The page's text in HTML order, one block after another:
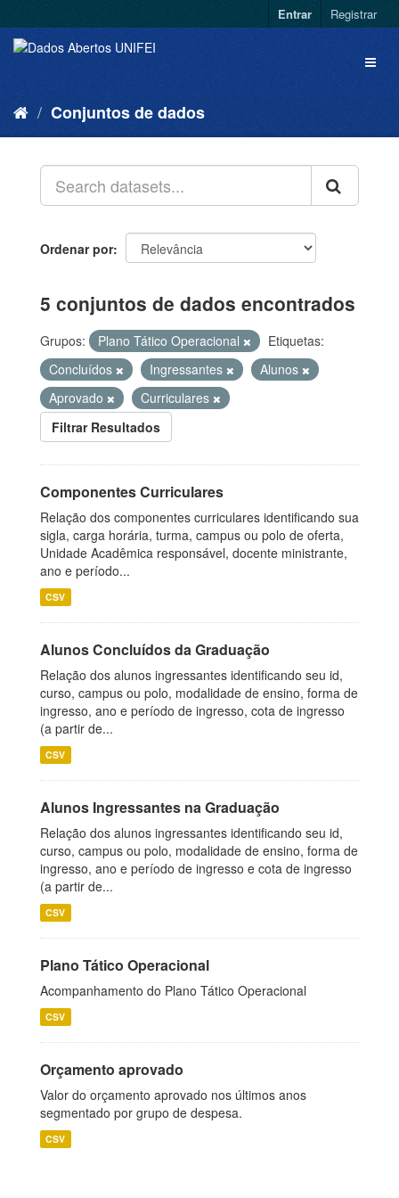
Entrar Registrar
Conjuntos de dados
Ordenar por
5 conjuntos de dados encontrados
Grupos: Plano Tático Operacional
Etiquetas:
Concluídos
Ingressantes
Alunos
Aprovado
Curriculares
Filtrar Resultados
Componentes Curriculares
Relação dos componentes curriculares identificando sua
sigla, carga horária, turma, campus ou polo de oferta,
Unidade Acadêmica responsável, docente ministrante,
ano e período...
CSV
Alunos Concluídos da Graduação
Relação dos alunos ingressantes identificando seu id,
curso, campus ou polo, modalidade de ensino, forma de
ingresso, ano e período de ingresso, cota de ingresso
(a partir de...
CSV
Alunos Ingressantes na Graduação
Relação dos alunos ingressantes identificando seu id,
curso, campus ou polo, modalidade de ensino, forma de
ingresso, ano e período de ingresso e cota de ingresso
(a partir de...
CSV
Plano Tático Operacional
Acompanhamento do Plano Tático Operacional
CSV
Orçamento aprovado
Valor do orçamento aprovado nos últimos anos
segmentado por grupo de despesa.
CSV